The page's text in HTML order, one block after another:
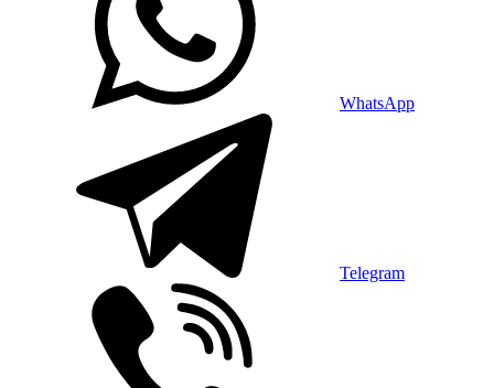
WhatsApp
Telegram